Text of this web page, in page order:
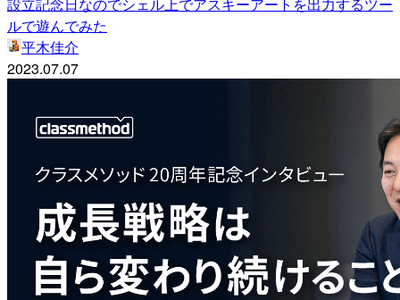
ルで遊んでみた
平木佳介
2023.07.07